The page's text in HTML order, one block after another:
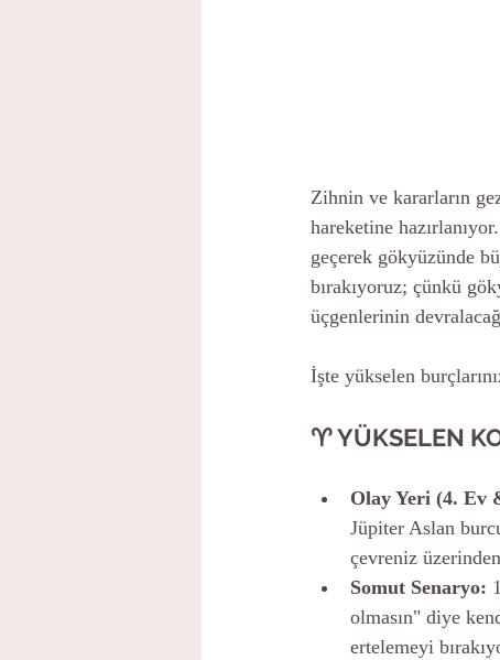
Zihnin ve kararların
hareketine
geçerek gökyüzünde
bırakıyoruz; çünkü
üçgenlerinin
İşte yükselen
♈ YÜKSELEN
Olay Yeri (4. Ev
Jüpiter Aslan
çevreniz
Somut Senaryo:
olmasın" diye
ertelemeyi